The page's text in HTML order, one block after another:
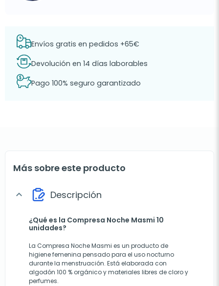
Envíos gratis en pedidos +65€
Devolución en 14 días laborables
Pago 100% seguro garantizado
Más sobre este producto
expand_more Descripción
¿Qué es la Compresa Noche Masmi 10
unidades?
La Compresa Noche Masmi es un producto de
higiene femenina pensado para el uso nocturno
durante la menstruación. Está elaborada con
algodón 100 % orgánico y materiales libres de cloro y
perfumes.